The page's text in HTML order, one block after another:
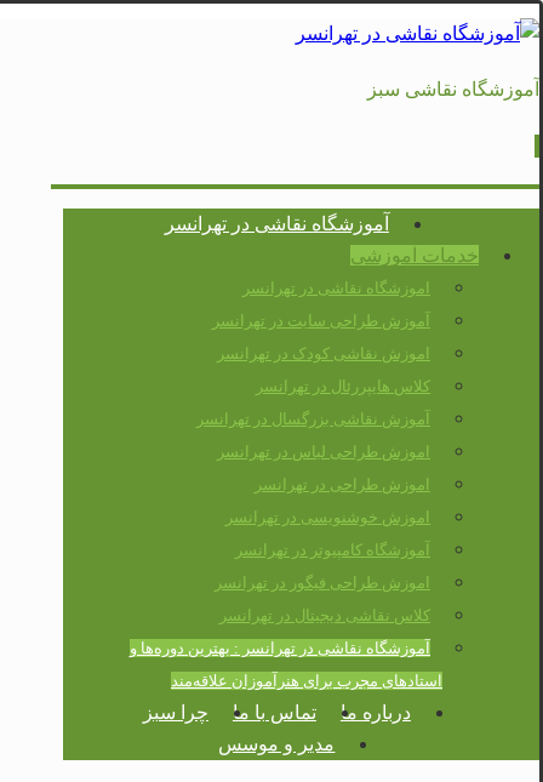
آموزشگاه نقاشی سبز
آموزشگاه نقاشی در تهرانسر
خدمات آموزشی
اموزشگاه نقاشی در تهرانسر
آموزش طراحی سایت در تهرانسر
اموزش نقاشی کودک در تهرانسر
کلاس هایپررئال در تهرانسر
آموزش نقاشی بزرگسال در تهرانسر
اموزش طراحی لباس در تهرانسر
اموزش طراحی در تهرانسر
اموزش خوشنویسی در تهرانسر
آموزشگاه کامپیوتر در تهرانسر
اموزش طراحی فیگور در تهرانسر
کلاس نقاشی دیجیتال در تهرانسر
آموزشگاه نقاشی در تهرانسر : بهترین دوره‌ها و
استادهای مجرب برای هنرآموزان علاقه‌مند
درباره ما تماس با ما
چرا سبز
مدیر و موسس